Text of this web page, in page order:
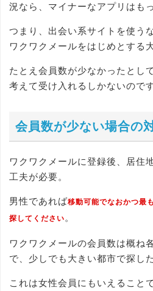
況なら、マイナーなアプリはも
つまり、出会い系サイトを使う
ワクワクメールをはじめとする
たとえ会員数が少なかったとし
考えて受け入れるしかないのです
会員数が少ない場合の
ワクワクメールに登録後、居住
工夫が必要。
男性であれば移動可能でなおかつ最
探してください 。
ワクワクメールの会員数は概ね
で、少しでも大きい都市で探し
これは女性会員にもいえること